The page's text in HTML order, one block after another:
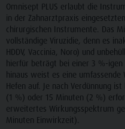
Omnisept PLUS erlaubt die
in der Zahnarztpraxis
chirurgischen Instrumente. Das
vollständige Viruzidie, denn es
HDDV, Vaccinia, Noro) und
hierfür beträgt bei einer 3 %-igen
hinaus weist es eine
Hefen auf. Je nach Verdünnung
(1 %) oder 15 Minuten (2 %)
erweitertes Wirkungsspektrum
Minuten Einwirkzeit).